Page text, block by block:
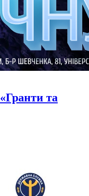
та